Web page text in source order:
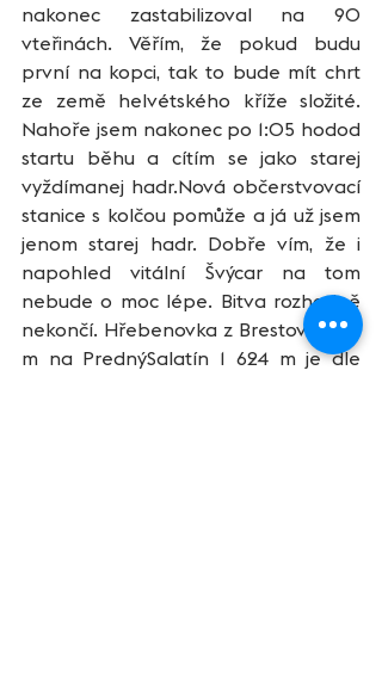
nakonec zastabilizoval na 90
vteřinách. Věřím, že pokud budu
první na kopci, tak to bude mít chrt
ze země helvétského kříže složité.
Nahoře jsem nakonec po 1:05 hodod
startu běhu a cítím se jako starej
vyždímanej hadr.Nová občerstvovací
stanice s kolčou pomůže a já už jsem
jenom starej hadr. Dobře vím, že i
napohled vitální Švýcar na tom
nebude o moc lépe. Bitva rozhodně
nekončí. Hřebenovka z Brestové1 932
m na PrednýSalatín 1 624 m je dle